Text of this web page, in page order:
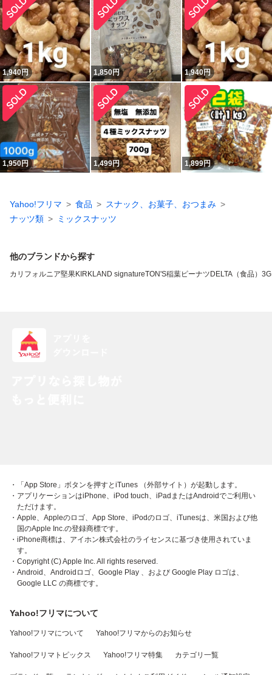
1,940円 1,850円 1,940円
1,950円 1,499円 1,899円
Yahoo!フリマ 食品
スナック、お菓子、おつまみ
ナッツ類
ミックスナッツ
他のブランドから探す
カリフォルニア堅果KIRKLAND signatureTON'S稲葉ピーナツ DELTA（食品）
・「App Store」ボタンを押すとiTunes （外部サイト）が起動します。
・アプリケーションはiPhone、iPod touch、iPadまたはAndroidでご利用い
ただけます。
・Apple、Appleのロゴ、App Store、iPodのロゴ、iTunesは、米国および他
国のApple Inc.の登録商標です。
・iPhone商標は、アイホン株式会社のライセンスに基づき使用されていま
す。
・Copyright (C) Apple Inc. All rights reserved.
・Android、Androidロゴ、Google Play 、および Google Play ロゴは、
Google LLC の商標です。
Yahoo!フリマについて
Yahoo!フリマについて Yahoo!フリマからのお知らせ
Yahoo!フリマトピックス Yahoo!フリマ特集 カテゴリ一覧